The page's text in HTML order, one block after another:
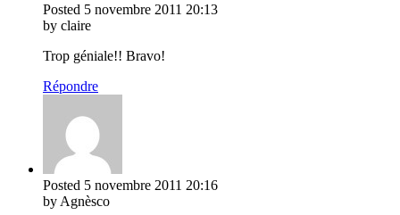
Posted 5 novembre 2011 20:13
by claire
Trop géniale!! Bravo!
Répondre
Posted 5 novembre 2011 20:16
by Agnèsco